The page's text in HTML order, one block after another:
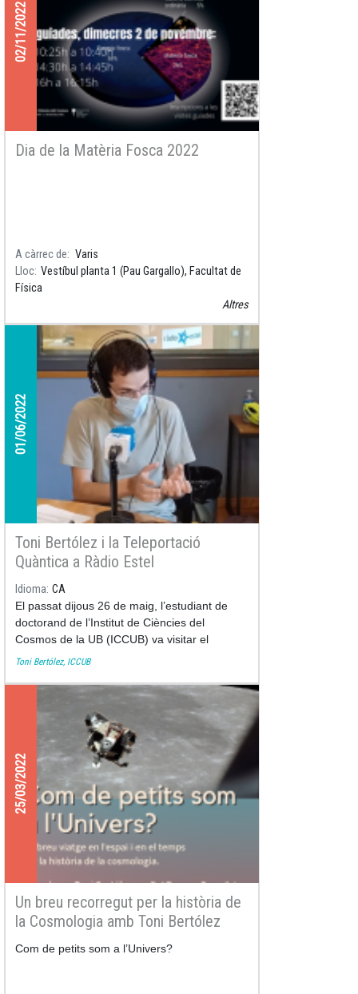
02/11/2022
Dia de la Matèria Fosca 2022
A càrrec de
Varis
Lloc Vestíbul planta 1 (Pau Gargallo), Facultat de
Física
Altres
01/06/2022
Toni Bertólez i la Teleportació
Quàntica a Ràdio Estel
Idioma CA
El passat dijous 26 de maig, l’estudiant de
doctorand de l’Institut de Ciències del
Cosmos de la UB (ICCUB) va visitar el
programa Tot Anirà bé de
científica, com per exemple la teleportació
Toni Bertólez, ICCUB
25/03/2022
Un breu recorregut per la història de
la Cosmologia amb Toni Bertólez
Com de petits som a l’Univers?